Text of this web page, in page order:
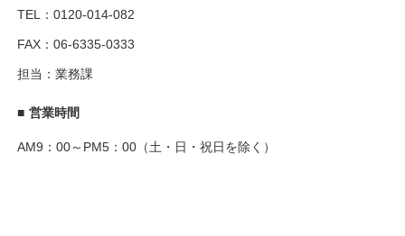
TEL：0120-014-082
FAX：06-6335-0333
担当：業務課
■ 営業時間
AM9：00～PM5：00（土・日・祝日を除く）